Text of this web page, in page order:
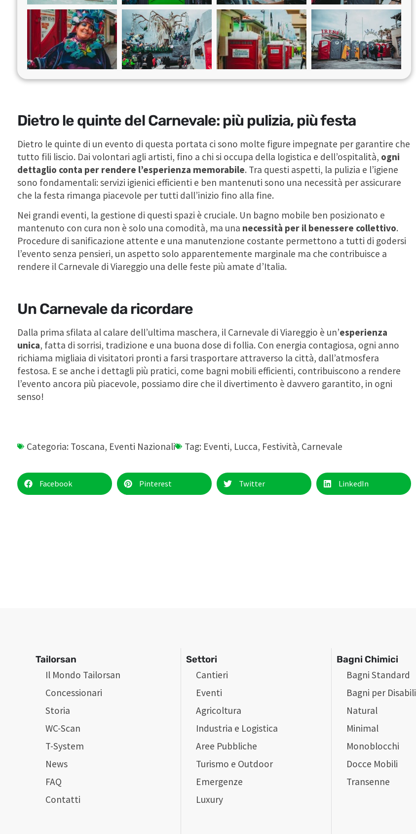
Dietro le quinte del Carnevale: più pulizia, più festa
Dietro le quinte di un evento di questa portata ci sono molte figure impegnate per garantire che
tutto fili liscio. Dai volontari agli artisti, fino a chi si occupa della logistica e dell’ospitalità, ogni
dettaglio conta per rendere l’esperienza memorabile. Tra questi aspetti, la pulizia e l’igiene
sono fondamentali: servizi igienici efficienti e ben mantenuti sono una necessità per assicurare
che la festa rimanga piacevole per tutti dall’inizio fino alla fine.
Nei grandi eventi, la gestione di questi spazi è cruciale. Un bagno mobile ben posizionato e
mantenuto con cura non è solo una comodità, ma una necessità per il benessere collettivo.
Procedure di sanificazione attente e una manutenzione costante permettono a tutti di godersi
l’evento senza pensieri, un aspetto solo apparentemente marginale ma che contribuisce a
rendere il Carnevale di Viareggio una delle feste più amate d’Italia.
Un Carnevale da ricordare
Dalla prima sfilata al calare dell’ultima maschera, il Carnevale di Viareggio è un’esperienza
unica, fatta di sorrisi, tradizione e una buona dose di follia. Con energia contagiosa, ogni anno
richiama migliaia di visitatori pronti a farsi trasportare attraverso la città, dall’atmosfera
festosa. E se anche i dettagli più pratici, come bagni mobili efficienti, contribuiscono a rendere
l’evento ancora più piacevole, possiamo dire che il divertimento è davvero garantito, in ogni
senso!
Categoria: Toscana, Eventi Nazionali Tag: Eventi, Lucca, Festività, Carnevale
Facebook Pinterest Twitter LinkedIn
Tailorsan
Il Mondo Tailorsan
Concessionari
Storia
WC-Scan
T-System
News
FAQ
Contatti
Settori
Cantieri
Eventi
Agricoltura
Industria e Logistica
Aree Pubbliche
Turismo e Outdoor
Emergenze
Luxury
Bagni Chimici
Bagni Standard
Bagni per Disabili
Natural
Minimal
Monoblocchi
Docce Mobili
Transenne